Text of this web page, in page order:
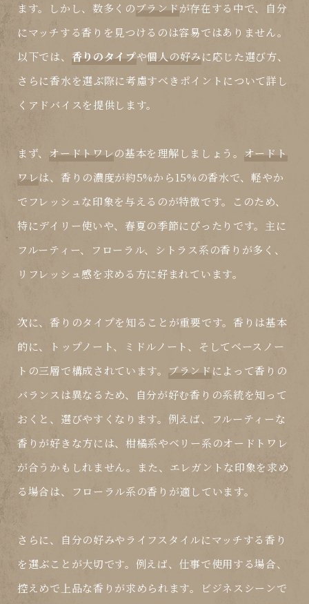
ます。しかし、数多くのブランドが存在する中で、自分
にマッチする香りを見つけるのは容易ではありません。
以下では、 香りのタイプや個人の好みに応じた選び方、
さらに香水を選ぶ際に考慮すべきポイントについて詳し
くアドバイスを提供します。
まず、 オードトワレの基本を理解しましょう。 オードト
ワレは、香りの濃度が約5%から15%の香水で、軽やか
でフレッシュな印象を与えるのが特徴です。このため、
特にデイリー使いや、春夏の季節にぴったりです。主に
フルーティー、フローラル、シトラス系の香りが多く、
リフレッシュ感を求める方に好まれています。
次に、香りのタイプを知ることが重要です。香りは基本
的に、トップノート、ミドルノート、そしてベースノー
トの三層で構成されています。
ブランド によって香りの
バランスは異なるため、自分が好む香りの系統を知って
おくと、選びやすくなります。例えば、フルーティーな
香りが好きな方には、柑橘系やベリー系のオードトワレ
が合うかもしれません。また、エレガントな印象を求め
る場合は、フローラル系の香りが適しています。
さらに、自分の好みやライフスタイルにマッチする香り
を選ぶことが大切です。例えば、仕事で使用する場合、
控えめで上品な香りが求められます。ビジネスシーンで